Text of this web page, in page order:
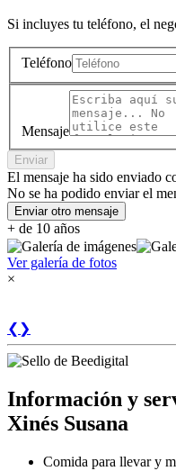
Si incluyes tu teléfono, el
Teléfono
Mensaje
Enviar
El mensaje ha sido enviado
No se ha podido enviar el
Enviar otro mensaje
+ de 10 años
Ver galería de fotos
×
❮ ❯
Información y
Xinés Susana
Comida para llevar y